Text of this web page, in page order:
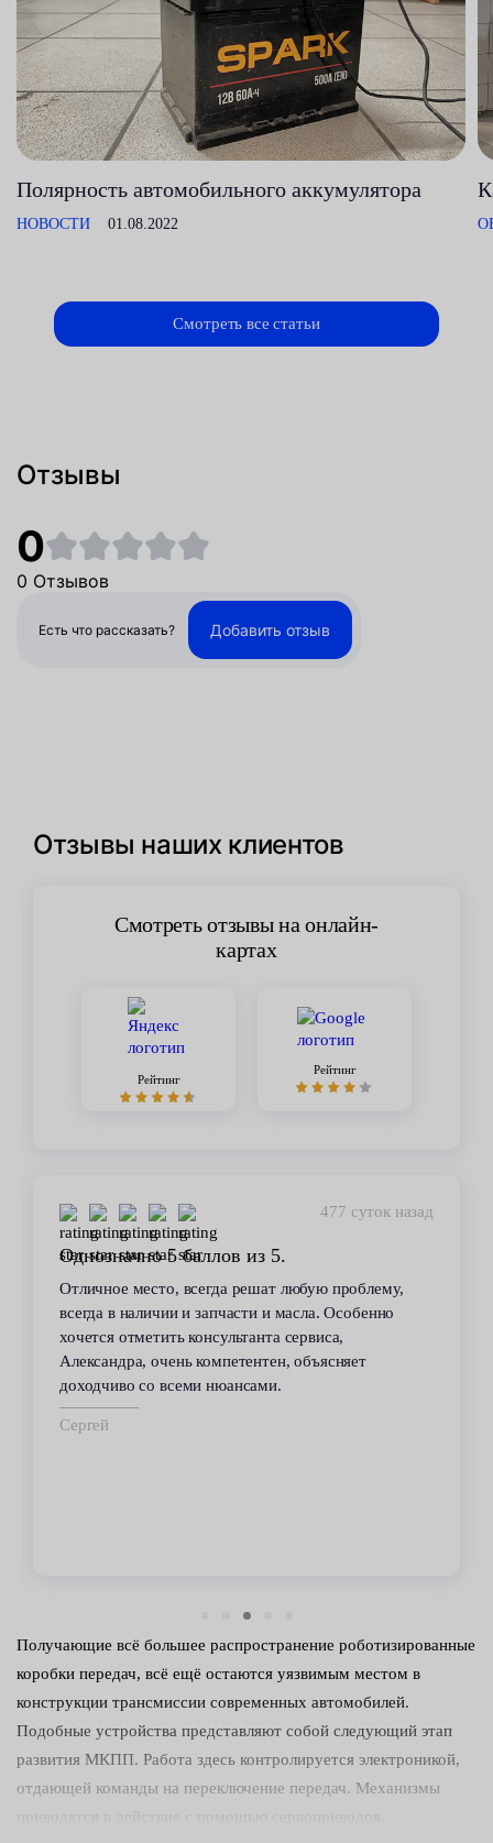
Полярность автомобильного аккумулятора
НОВОСТИ 01.08.2022
Смотреть все статьи
Отзывы
0
0 Отзывов
Есть что рассказать? Добавить отзыв
Отзывы наших клиентов
Смотреть отзывы на онлайн-
картах
Рейтинг
Рейтинг
477 суток назад
Однозначно 5 баллов из 5.
Отличное место, всегда решат любую проблему,
всегда в наличии и запчасти и масла. Особенно
хочется отметить консультанта сервиса,
Александра, очень компетентен, объясняет
доходчиво со всеми нюансами.
Сергей
Получающие всё большее распространение роботизированные
коробки передач, всё ещё остаются уязвимым местом в
конструкции трансмиссии современных автомобилей.
Подобные устройства представляют собой следующий этап
развития МКПП. Работа здесь контролируется электроникой,
отдающей команды на переключение передач. Механизмы